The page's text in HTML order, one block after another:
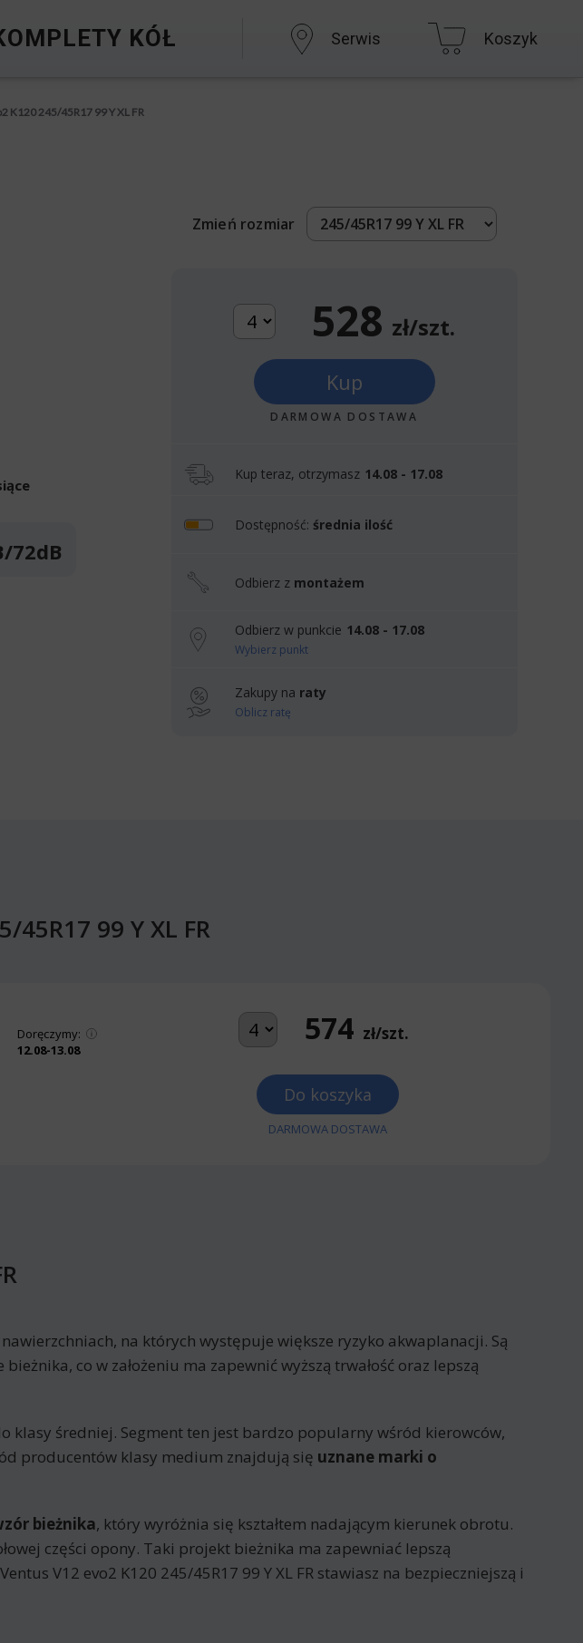
KÓŁ Serwis Koszyk
K120 245/45R17 99 Y XL FR
72dB
Zmień rozmiar
528 zł/szt.
Kup
DARMOWA DOSTAWA
Kup teraz, otrzymasz 14.08 - 17.08
Dostępność: średnia ilość
Odbierz z montażem
Odbierz w punkcie 14.08 - 17.08
Wybierz punkt
Zakupy na raty
Oblicz ratę
99 Y XL FR
Doręczymy:
12.08-13.08
574 zł/szt.
Do koszyka
DARMOWA DOSTAWA
na których występuje większe ryzyko akwaplanacji. Są
co w założeniu ma zapewnić wyższą trwałość oraz lepszą
klasy średniej. Segment ten jest bardzo popularny wśród kierowców,
producentów klasy medium znajdują się uznane marki o
bieżnika, który wyróżnia się kształtem nadającym kierunek obrotu.
części opony. Taki projekt bieżnika ma zapewniać lepszą
V12 evo2 K120 245/45R17 99 Y XL FR stawiasz na bezpieczniejszą i